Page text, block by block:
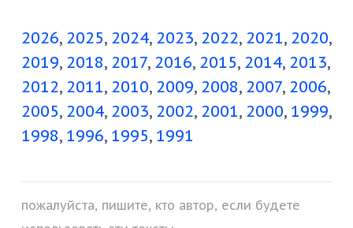
целиком
2026 2025 2024 2023 2022 2021 2020
2019 2018 2017 2016 2015 2014 2013
2012 2011 2010 2009 2008 2007 2006
2005 2004 2003 2002 2001 2000 1999
1998 1996 1995 1991
пожалуйста, пишите, кто автор, если будете